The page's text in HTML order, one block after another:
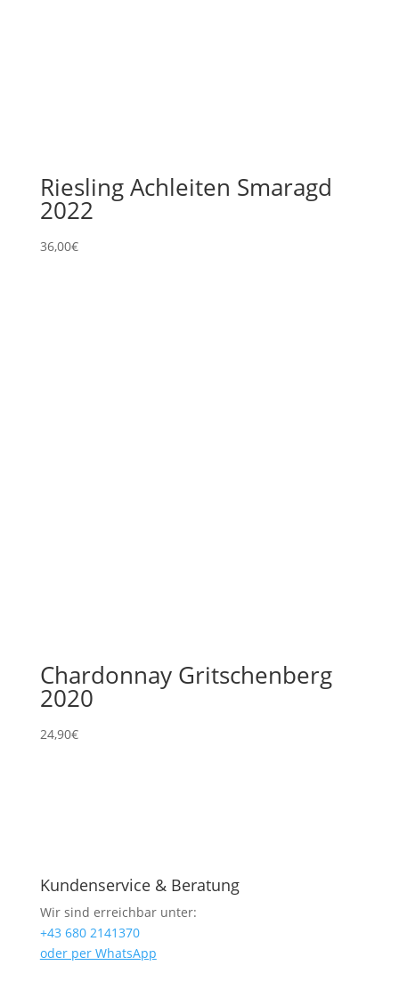
Riesling Achleiten Smaragd
2022
36,00€
Chardonnay Gritschenberg
2020
24,90€
Kundenservice & Beratung
Wir sind erreichbar unter:
+43 680 2141370
oder per WhatsApp